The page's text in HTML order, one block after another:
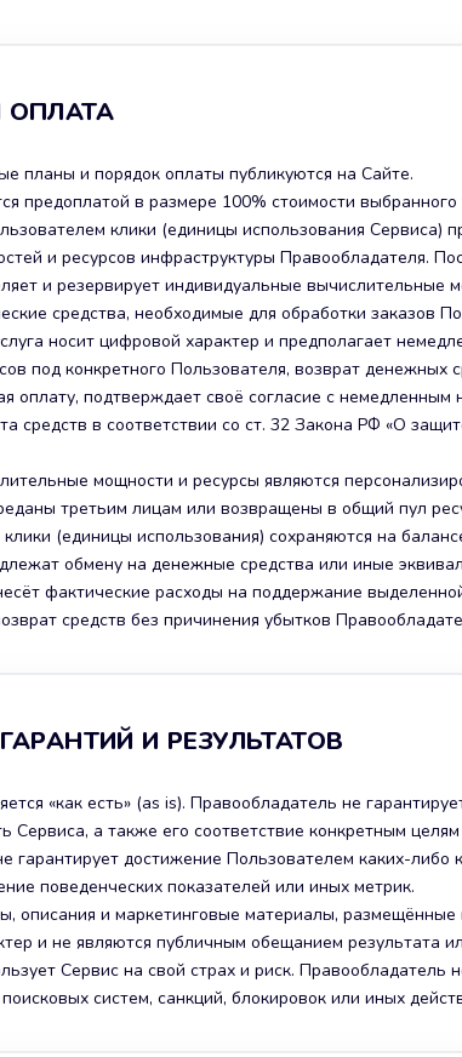
планы и порядок оплаты публикуются на Сайте.
предоплатой в размере 100% стоимости
клики (единицы использования Сервиса)
и ресурсов инфраструктуры Правообладателя.
и резервирует индивидуальные вычислительные
средства, необходимые для обработки заказов
носит цифровой характер и предполагает
под конкретного Пользователя, возврат денежных
оплату, подтверждает своё согласие с немедленным
средств в соответствии со ст. 32 Закона РФ «О
мощности и ресурсы являются
третьим лицам или возвращены в общий пул
(единицы использования) сохраняются на
обмену на денежные средства или иные
фактические расходы на поддержание
средств без причинения убытков
И РЕЗУЛЬТАТОВ
«как есть» (as is). Правообладатель не
Сервиса, а также его соответствие конкретным
гарантирует достижение Пользователем каких-
поведенческих показателей или иных метрик.
описания и маркетинговые материалы,
и не являются публичным обещанием результата
Сервис на свой страх и риск. Правообладатель
систем, санкций, блокировок или иных